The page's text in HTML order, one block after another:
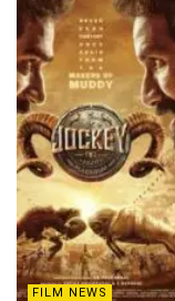
FILM NEWS